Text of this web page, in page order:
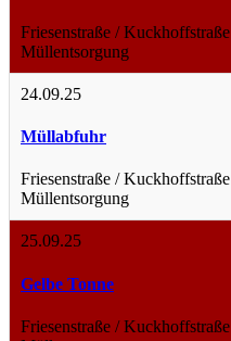
Friesenstraße / Kuckhoffstraße
Müllentsorgung
24.09.25
Müllabfuhr
Friesenstraße / Kuckhoffstraße
Müllentsorgung
25.09.25
Gelbe Tonne
Friesenstraße / Kuckhoffstraße